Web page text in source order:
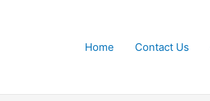
Home Contact Us